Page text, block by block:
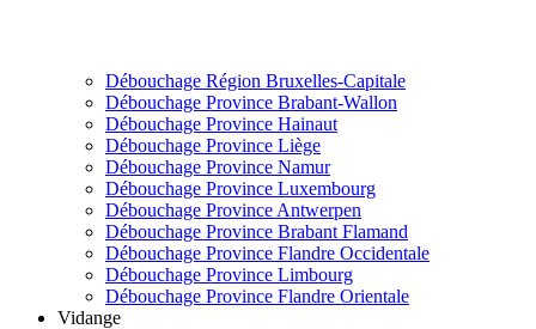
Débouchage Région Bruxelles-Capitale
Débouchage Province Brabant-Wallon
Débouchage Province Hainaut
Débouchage Province Liège
Débouchage Province Namur
Débouchage Province Luxembourg
Débouchage Province Antwerpen
Débouchage Province Brabant Flamand
Débouchage Province Flandre Occidentale
Débouchage Province Limbourg
Débouchage Province Flandre Orientale
Vidange